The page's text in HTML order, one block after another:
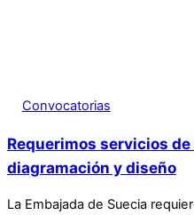
Convocatorias
Requerimos servicios
diagramación y diseño
La Embajada de Suecia